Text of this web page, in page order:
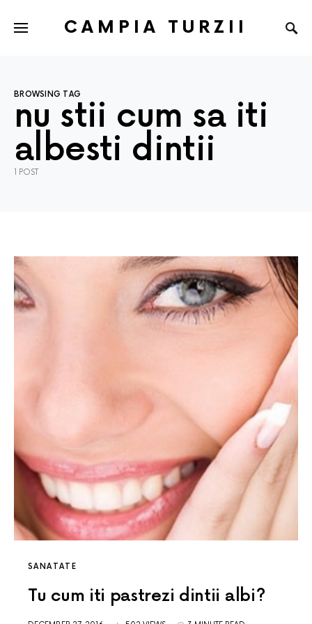
CAMPIA TURZII
BROWSING TAG
nu stii cum sa iti
albesti dintii
1 POST
SANATATE
Tu cum iti pastrezi dintii albi?